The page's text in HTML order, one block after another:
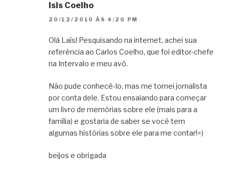
Isis Coelho
20/12/2010 ÀS 4:20 PM
Olá Laís! Pesquisando na internet, achei sua
referência ao Carlos Coelho, que foi editor-chefe
na Intervalo e meu avô.
Não pude conhecê-lo, mas me tornei jornalista
por conta dele. Estou ensaiando para começar
um livro de memórias sobre ele (mais para a
família) e gostaria de saber se você tem
algumas histórias sobre ele para me contar!=)
beijos e obrigada